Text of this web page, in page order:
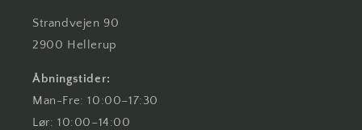
Strandvejen 90
2900 Hellerup
Åbningstider:
Man-Fre: 10:00–17:30
Lør: 10:00–14:00